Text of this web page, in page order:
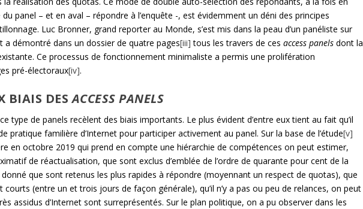
panel – et en aval – répondre à l’enquête -, est évidemment un déni des principes
Luc Bronner, grand reporter au Monde, s’est mis dans la peau d’un panéliste sur
démontré dans un dossier de quatre pages[iii] tous les travers de cesaccess panels dont la
Ce processus de fonctionnement minimaliste a permis une prolifération
pré-électoraux[iv].
BIAIS DESACCESS PANELS
type de panels recèlent des biais importants. Le plus évident d’entre eux tient au fait qu’il
pratique familière d’Internet pour participer activement au panel. Sur la base de l’étude[v]
en octobre 2019 qui prend en compte une hiérarchie de compétences on peut estimer,
de réactualisation, que sont exclus d’emblée de l’ordre de quarante pour cent de la
que sont retenus les plus rapides à répondre (moyennant un respect de quotas), que
courts (entre un et trois jours de façon générale), qu’il n’y a pas ou peu de relances, on peut
assidus d’Internet sont surreprésentés. Sur le plan politique, on a pu observer dans les